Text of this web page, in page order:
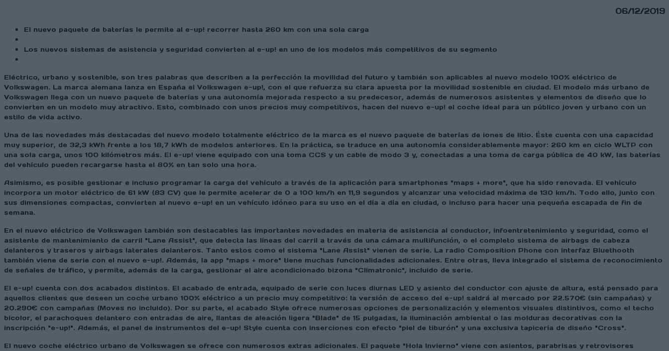
06/12/2019
El nuevo paquete de baterías le permite al e-up! recorrer hasta 260 km con una sola carga
Los nuevos sistemas de asistencia y seguridad convierten al e-up! en uno de los modelos más competitivos de su segmento
Eléctrico, urbano y sostenible, son tres palabras que describen a la perfección la movilidad del futuro y también son aplicables al nuevo modelo 100% eléctrico de
Volkswagen. La marca alemana lanza en España el Volkswagen e-up!, con el que refuerza su clara apuesta por la movilidad sostenible en ciudad. El modelo más urbano de
Volkswagen llega con un nuevo paquete de baterías y una autonomía mejorada respecto a su predecesor, además de numerosos asistentes y elementos de diseño que lo
convierten en un modelo muy atractivo. Esto, combinado con unos precios muy competitivos, hacen del nuevo e-up! el coche ideal para un público joven y urbano con un
estilo de vida activo.
Una de las novedades más destacadas del nuevo modelo totalmente eléctrico de la marca es el nuevo paquete de baterías de iones de litio. Éste cuenta con una capacidad
muy superior, de 32,3 kWh frente a los 18,7 kWh de modelos anteriores. En la práctica, se traduce en una autonomía considerablemente mayor: 260 km en ciclo WLTP con
una sola carga, unos 100 kilómetros más. El e-up! viene equipado con una toma CCS y un cable de modo 3 y, conectadas a una toma de carga pública de 40 kW, las baterías
del vehículo pueden recargarse hasta el 80% en tan solo una hora.
Asimismo, es posible gestionar e incluso programar la carga del vehículo a través de la aplicación para smartphones "maps + more", que ha sido renovada. El vehículo
incorpora un motor eléctrico de 61 kW (83 CV) que le permite acelerar de 0 a 100 km/h en 11,9 segundos y alcanzar una velocidad máxima de 130 km/h. Todo ello, junto con
sus dimensiones compactas, convierten al nuevo e-up! en un vehículo idóneo para su uso en el día a día en ciudad, o incluso para hacer una pequeña escapada de fin de
semana.
En el nuevo eléctrico de Volkswagen también son destacables las importantes novedades en materia de asistencia al conductor, infoentretenimiento y seguridad, como el
asistente de mantenimiento de carril "Lane Assist", que detecta las líneas del carril a través de una cámara multifunción, o el completo sistema de airbags de cabeza
delanteros y traseros y airbags laterales delanteros. Tanto estos como el sistema "Lane Assist" vienen de serie. La radio Composition Phone con interfaz Bluethooth
también viene de serie con el nuevo e-up!. Además, la app "maps + more" tiene muchas funcionalidades adicionales. Entre otras, lleva integrado el sistema de reconocimiento
de señales de tráfico, y permite, además de la carga, gestionar el aire acondicionado bizona "Climatronic", incluido de serie.
El e-up! cuenta con dos acabados distintos. El acabado de entrada, equipado de serie con luces diurnas LED y asiento del conductor con ajuste de altura, está pensado para
aquellos clientes que deseen un coche urbano 100% eléctrico a un precio muy competitivo: la versión de acceso del e-up! saldrá al mercado por 22.570€ (sin campañas) y
20.290€ con campañas (Moves no incluido). Por su parte, el acabado Style ofrece numerosas opciones de personalización y elementos visuales distintivos, como el techo
bicolor, el parachoques delantero con entradas de aire, llantas de aleación ligera "Blade" de 15 pulgadas, la iluminación ambiental o las molduras decorativas con la
inscripción "e-up!". Además, el panel de instrumentos del e-up! Style cuenta con inserciones con efecto "piel de tiburón" y una exclusiva tapicería de diseño "Cross".
El nuevo coche eléctrico urbano de Volkswagen se ofrece con numerosos extras adicionales. El paquete "Hola Invierno" viene con asientos, parabrisas y retrovisores